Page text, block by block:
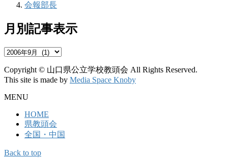
会報部長
月別記事表示
月
記
事
表
Copyright © 山口県公立学校教頭会 All Rights Reserved.
This site is made by Media Space Knoby
MENU
HOME
県教頭会
全国・中国
Back to top